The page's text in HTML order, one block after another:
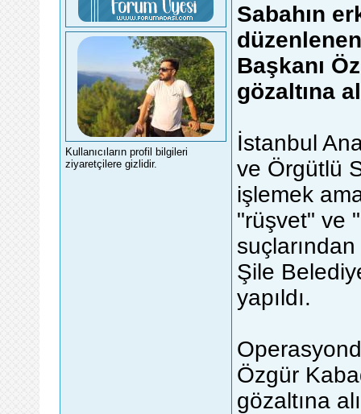
Kullanıcıların profil bilgileri
ziyaretçilere gizlidir.
Sabahın
Başkanı
gözaltına
İstanbul
ve Örgütlü
işlemek
"rüşvet" ve
Şile
yapıldı.
Özgür
gözaltına